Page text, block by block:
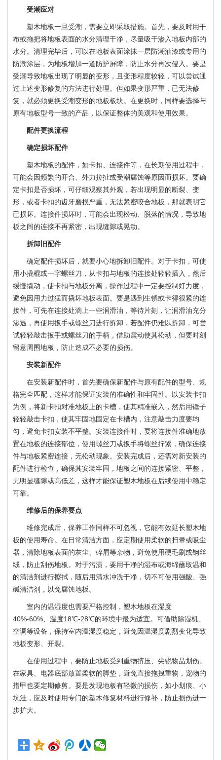
受潮应对
塑木地板一旦受潮，需要立即采取措施。首先，要及时用干
布或拖把将地板表面的水分清理干净，尽量吸干渗入地板内部的
水分。清理完毕后，可以在地板表面涂抹一层防潮油漆或专用的
防潮涂层，为地板增加一道防护屏障，防止水分再次侵入。要是
受潮导致地板出现了明显的变形，且变形程度较轻，可以尝试通
过上述变形修复的方法进行处理。但如果变形严重，已无法修
复，就必须更换受潮变形的地板板块。在更换时，同样要选择与
原有地板型号一致的产品，以保证整体的美观和使用效果。
配件更换流程
确定损坏配件
塑木地板的配件，如卡扣、连接件等，在长期使用过程中，
可能会因频繁的开合、外力拉扯或受潮腐蚀等原因而损坏。要确
定卡扣是否损坏，可仔细观察其外观，若出现明显的断裂、变
形，或者卡扣的齿牙磨损严重，无法紧密咬合地板，那就表明它
已损坏。连接件损坏时，可能会出现松动、脱落的情况，导致地
板之间的连接不再紧密，出现缝隙或晃动。
拆卸旧配件
确定配件损坏后，就要小心地拆卸旧配件。对于卡扣，可使
用小撬棍或一字螺丝刀，从卡扣与地板的连接处轻轻插入，然后
缓慢撬动，使卡扣与地板分离，操作过程中一定要控制好力度，
避免因用力过猛而撬坏地板表面。要是遇到生锈或卡得很紧的连
接件，可先在连接处滴上一些润滑油，等待片刻，让润滑油充分
渗透，再使用扳手或螺丝刀进行拆卸，若配件仍难以拆卸，可尝
试轻轻敲击扳手或螺丝刀的手柄，借助震动使其松动，但要时刻
留意周围地板，防止造成不必要的损伤。
安装新配件
在安装新配件时，首先要确保新配件与原有配件的型号、规
格完全匹配，这样才能保证安装的准确性和牢固性。以安装卡扣
为例，将新卡扣对准地板上的卡槽，使其精准嵌入，然后用锤子
轻轻敲击卡扣，使其牢固地固定在卡槽内，注意敲击力度要均
匀，避免卡扣安装不平整。安装连接件时，要将连接件准确地放
置在地板的连接部位，使用螺丝刀或扳手将螺丝拧紧，确保连接
件与地板紧密连接，无松动现象。安装完成后，还需对新安装的
配件进行检查，确保其安装牢固，地板之间的连接紧密、平整，
无明显缝隙或高低差，这样才能保证塑木地板在后续使用中稳定
可靠。
维修后的保养要点
维修完成后，保养工作同样不可忽视，它能有效延长塑木地
板的使用寿命。在日常清洁方面，应定期使用柔软的扫帚或吸尘
器，清除地板表面的灰尘、碎屑等杂物，避免使用硬毛刷或钢丝
绒，防止刮伤地板。对于污渍，要用干净的湿布或海绵蘸取温和
的清洁剂进行擦拭，随后用清水冲洗干净，切不可使用强酸、强
碱清洁剂，以免腐蚀地板。
室内的温湿度也需要严格控制，塑木地板在湿度
40%-60%、温度18℃-28℃的环境中最为适宜。可借助除湿机、
空调等设备，保持室内温湿度稳定，避免因温湿度剧烈变化导致
地板变形、开裂。
在使用过程中，要防止地板受到重物挤压、尖锐物品划伤。
在家具、电器底部放置柔软的脚垫，避免直接拖拽重物，宠物的
指甲也要定期修剪。要是发现地板有轻微的损伤，如小划痕、小
坑洼，应及时使用专门的塑木修复材料进行修补，防止损伤进一
步扩大。
塑木护栏|栈道围栏
塑木护栏|塑木围栏
塑木护栏|塑木栏杆
塑木格栅|户外塑木